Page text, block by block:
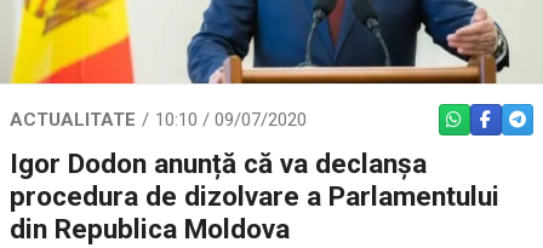
ACTUALITATE 10:10 / 09/07/2020 WHATSAPP
Igor Dodon anunță că va declanșa
procedura de dizolvare a Parlamentului
din Republica Moldova